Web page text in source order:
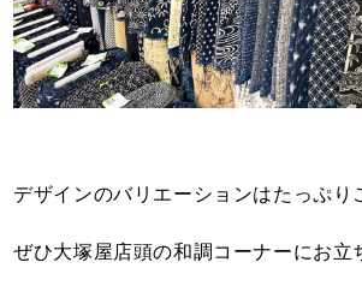
デザインのバリエーションはたっぷり
ぜひ大塚屋店頭の和調コーナーにお立